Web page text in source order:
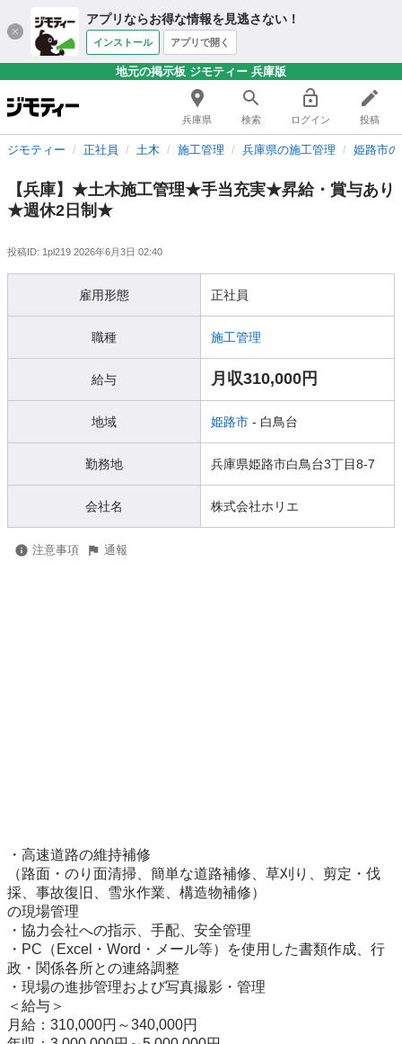
アプリならお得な情報を見逃さない！
インストール アプリで開く
地元の掲示板 ジモティー 兵庫版
兵庫県 検索 ログイン 投稿
ジモティー 正社員 土木 施工管理 兵庫県の施工管理 姫路市
【兵庫】★土木施工管理★手当充実★昇給・賞与あり
★週休2日制★
投稿ID: 1pl219 2026年6月3日 02:40
雇用形態 正社員
職種 施工管理
給与 月収310,000円
地域 姫路市 - 白鳥台
勤務地 兵庫県姫路市白鳥台3丁目8-7
会社名 株式会社ホリエ
注意事項 通報
・高速道路の維持補修
（路面・のり面清掃、簡単な道路補修、草刈り、剪定・伐
採、事故復旧、雪氷作業、構造物補修）
の現場管理
・協力会社への指示、手配、安全管理
・PC（Excel・Word・メール等）を使用した書類作成、行
政・関係各所との連絡調整
・現場の進捗管理および写真撮影・管理
＜給与＞
月給：310,000円～340,000円